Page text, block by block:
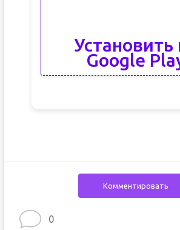
Установить
Google
Комментировать
0